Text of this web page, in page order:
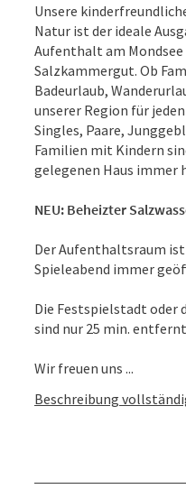
Unsere
Natur ist der ideale
Aufenthalt am
Salzkammergut. Ob
Badeurlaub,
unserer Region für
Singles, Paare,
Familien mit Kindern
gelegenen Haus
NEU: Beheizter
Der Aufenthaltsraum
Spieleabend immer
Die Festspielstadt oder
sind nur 25 min.
Wir freuen uns ...
Beschreibung